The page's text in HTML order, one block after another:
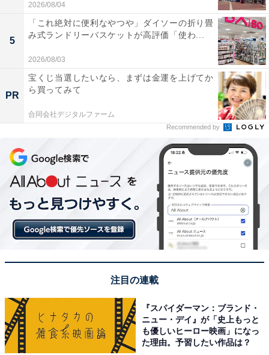
【あわせて買いたい】コムテックの人気商品5選
コムテック「オゾンサーバー クリーンエイト STAND
JD2100」
コムテック オゾンサーバー クリーンエイト STAND
Amazonで見る
コムテック「ZDR048」
2026/08/04
5
「これ絶対に便利なやつや」ダイソーの折り畳
み式ランドリーバスケットが高評価「使わ...
2026/08/03
PR
宝くじ当選したいなら、まずは金運を上げてか
ら買ってみて
合同会社デジタルファーム
Recommended by
注目の連載
『スパイダーマン：ブランド・
ニュー・デイ』が「史上もっと
も優しいヒーロー映画」になっ
た理由。予習したい作品は？